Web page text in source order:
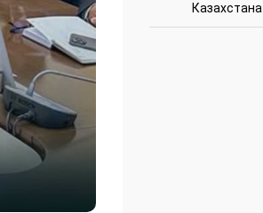
Казахстана